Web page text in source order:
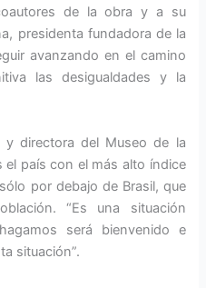
de la obra y a su
presidenta fundadora de la
avanzando en el camino
las desigualdades y la
y directora del Museo de la
el país con el más alto índice
por debajo de Brasil, que
“Es una situación
será bienvenido e
situación”.